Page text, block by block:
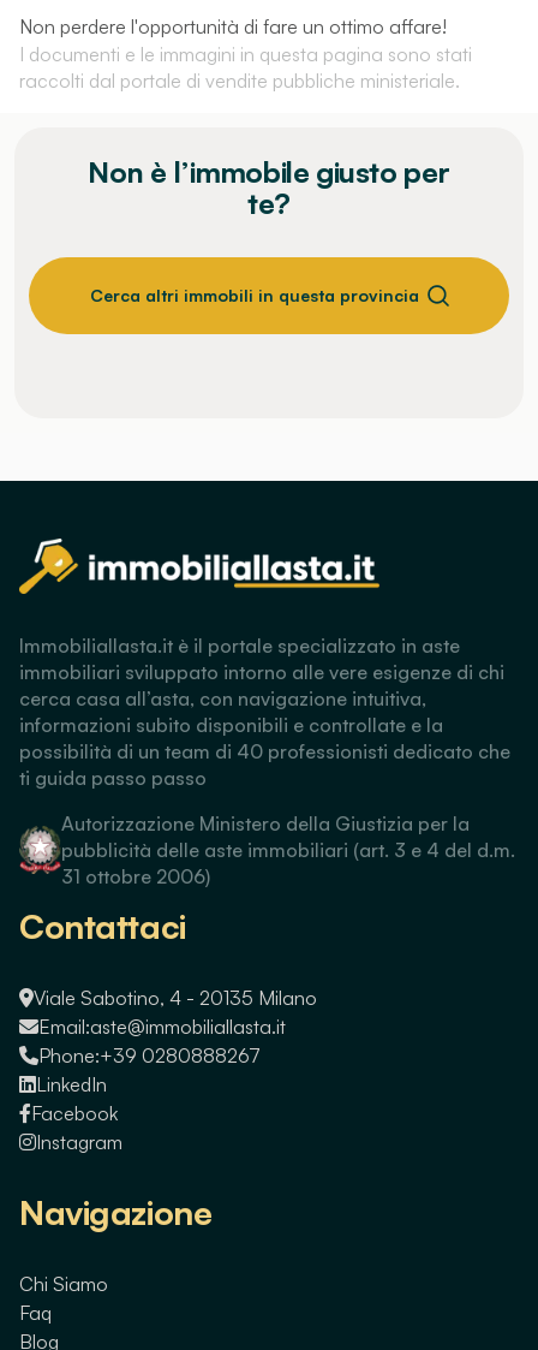
Non perdere l'opportunità di fare un ottimo affare!
I documenti e le immagini in questa pagina sono stati
raccolti dal portale di vendite pubbliche ministeriale.
Non è l’immobile giusto per
te?
Cerca altri immobili in questa provincia
Immobiliallasta.it è il portale specializzato in aste
immobiliari sviluppato intorno alle vere esigenze di chi
cerca casa all’asta, con navigazione intuitiva,
informazioni subito disponibili e controllate e la
possibilità di un team di 40 professionisti dedicato che
ti guida passo passo
Autorizzazione Ministero della Giustizia per la
pubblicità delle aste immobiliari (art. 3 e 4 del d.m.
31 ottobre 2006)
Contattaci
Viale Sabotino, 4 - 20135 Milano
Email:aste@immobiliallasta.it
Phone:+39 0280888267
LinkedIn
Facebook
Instagram
Navigazione
Chi Siamo
Faq
Blog